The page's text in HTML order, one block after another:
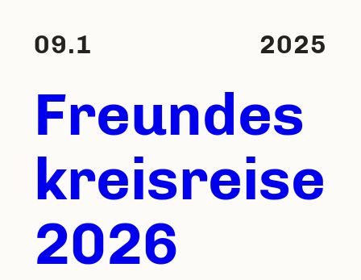
09.1 2025
Freundes
kreisreise
2026